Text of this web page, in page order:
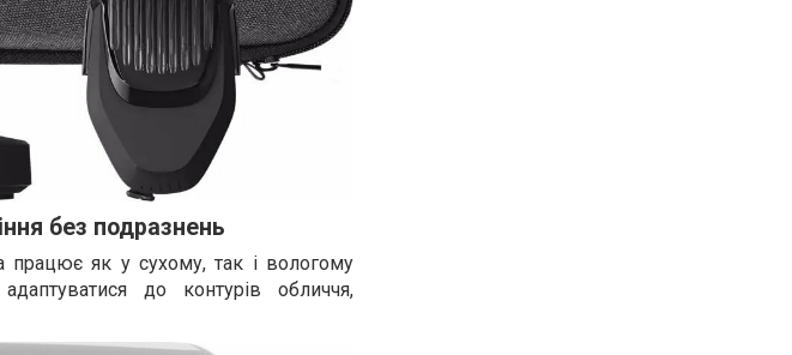
без подразнень
працює як у сухому, так і вологому
до контурів обличчя,